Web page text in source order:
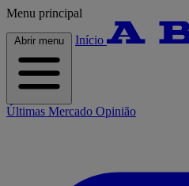
Menu principal
Abrir menu Início
Últimas Mercado Opinião